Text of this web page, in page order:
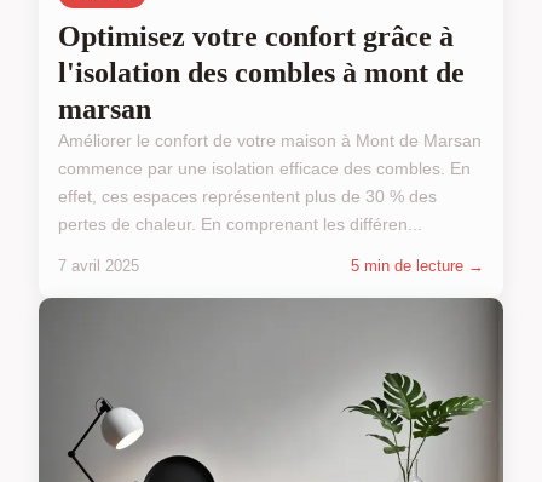
Optimisez votre confort grâce à
l'isolation des combles à mont de
marsan
Améliorer le confort de votre maison à Mont de Marsan
commence par une isolation efficace des combles. En
effet, ces espaces représentent plus de 30 % des
pertes de chaleur. En comprenant les différen...
7 avril 2025 5 min de lecture →